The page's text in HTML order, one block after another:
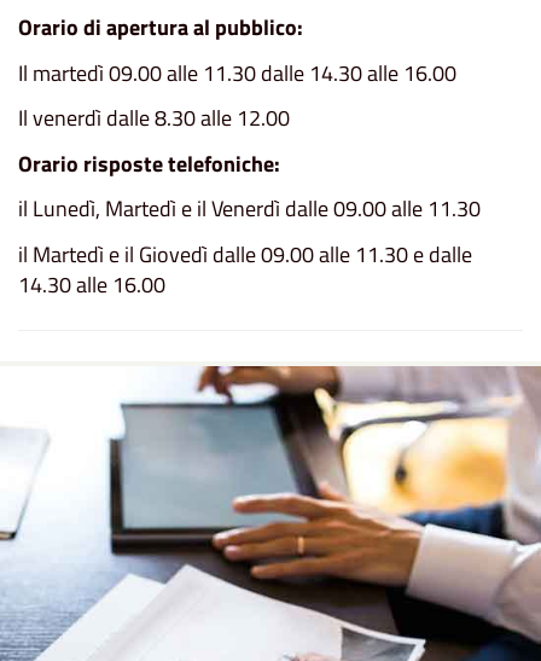
Orario di apertura al pubblico:
Il martedì 09.00 alle 11.30 dalle 14.30 alle 16.00
Il venerdì dalle 8.30 alle 12.00
Orario risposte telefoniche:
il Lunedì, Martedì e il Venerdì dalle 09.00 alle 11.30
il Martedì e il Giovedì dalle 09.00 alle 11.30 e dalle
14.30 alle 16.00